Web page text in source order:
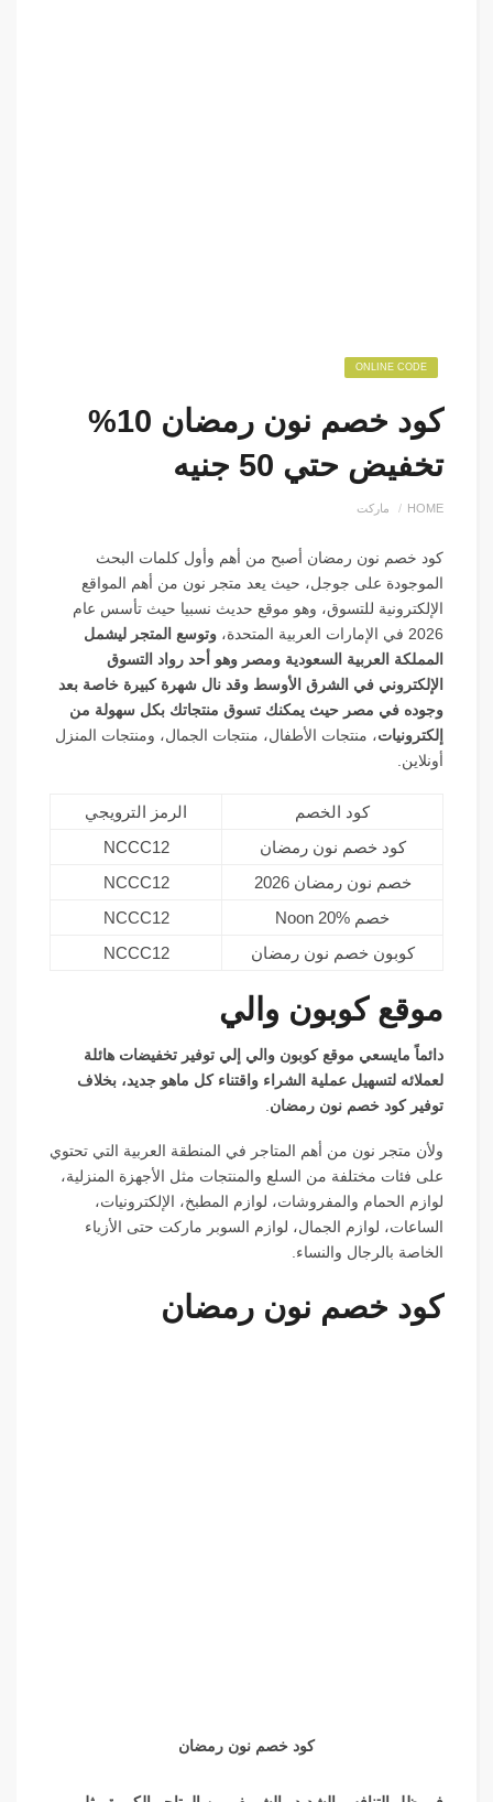
ONLINE CODE
كود خصم نون رمضان 10%
تخفيض حتي 50 جنيه
HOME ماركت
كود خصم نون رمضان أصبح من أهم وأول كلمات البحث
الموجودة على جوجل، حيث يعد متجر نون من أهم المواقع
الإلكترونية للتسوق، وهو موقع حديث نسبيا حيث تأسس عام
2026 في الإمارات العربية المتحدة،
وتوسع المتجر ليشمل
المملكة العربية السعودية ومصر وهو أحد رواد التسوق
الإلكتروني في الشرق الأوسط وقد نال شهرة كبيرة خاصة بعد
وجوده في مصر حيث يمكنك تسوق منتجاتك بكل سهولة من
إلكترونيات، منتجات الأطفال، منتجات الجمال، ومنتجات المنزل
أونلاين.
كود الخصم
الرمز الترويجي
كود خصم نون رمضان
NCCC12
خصم نون رمضان 2026
NCCC12
خصم Noon 20%
NCCC12
كوبون خصم نون رمضان
NCCC12
موقع كوبون والي
دائماً مايسعي موقع كوبون والي إلي توفير تخفيضات هائلة
لعملائه لتسهيل عملية الشراء واقتناء كل ماهو جديد، بخلاف
توفير كود خصم نون رمضان.
ولأن متجر نون من أهم المتاجر في المنطقة العربية التي تحتوي
على فئات مختلفة من السلع والمنتجات مثل الأجهزة المنزلية،
لوازم الحمام والمفروشات، لوازم المطبخ، الإلكترونيات،
الساعات، لوازم الجمال، لوازم السوبر ماركت حتى الأزياء
الخاصة بالرجال والنساء.
كود خصم نون رمضان
كود خصم نون رمضان